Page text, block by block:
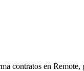
contratos en